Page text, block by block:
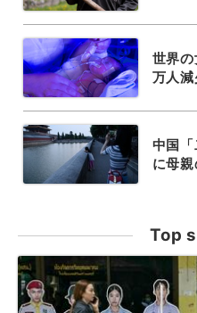
世界
万人減
中国
に母
Top